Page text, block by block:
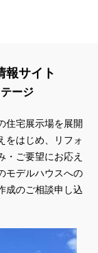
報サイト
ージ
住宅展示場を展開
をはじめ、リフォ
・ご要望にお応え
モデルハウスへの
成のご相談申し込